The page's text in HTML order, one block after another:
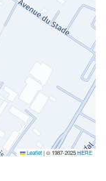
Leaflet|© 1987-2025HERE